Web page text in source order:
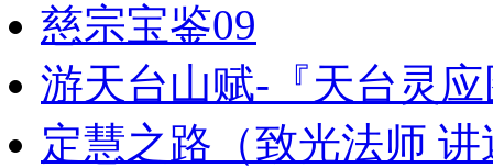
慈宗宝鉴09
游天台山赋-『天台灵
定慧之路（致光法师 讲